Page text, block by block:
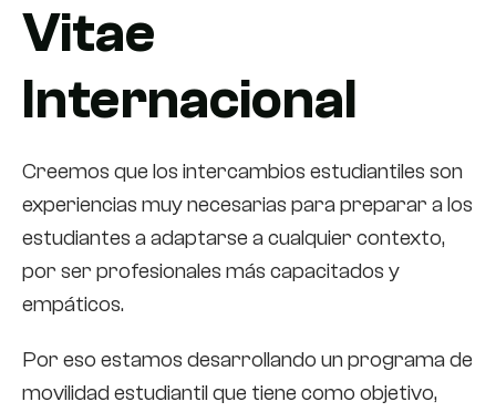
Vitae
Internacional
Creemos que los intercambios estudiantiles son
experiencias muy necesarias para preparar a los
estudiantes a adaptarse a cualquier contexto,
por ser profesionales más capacitados y
empáticos.
Por eso estamos desarrollando un programa de
movilidad estudiantil que tiene como objetivo,